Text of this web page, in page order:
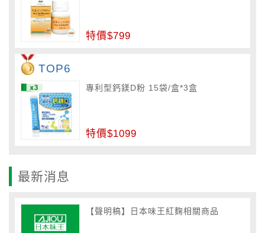
特價$799
TOP6
專利型鈣鎂D粉 15袋/盒*3盒
特價$1099
最新消息
【聲明稿】日本味王紅麴相關商品